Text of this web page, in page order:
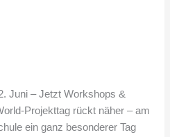
Juni – Jetzt Workshops &
Projekttag rückt näher – am
ein ganz besonderer Tag